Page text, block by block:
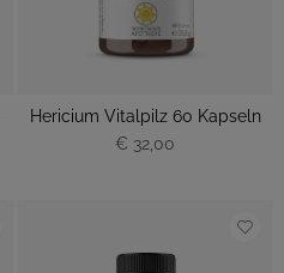
Hericium Vitalpilz 60 Kapseln
€ 32,00